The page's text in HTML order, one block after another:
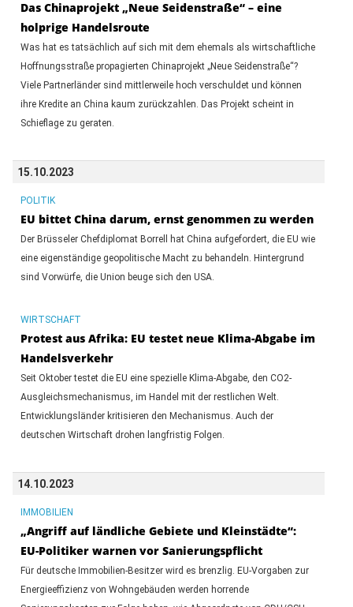
Das Chinaprojekt „Neue Seidenstraße“ – eine
holprige Handelsroute
Was hat es tatsächlich auf sich mit dem ehemals als wirtschaftliche
Hoffnungsstraße propagierten Chinaprojekt „Neue Seidenstraße“?
Viele Partnerländer sind mittlerweile hoch verschuldet und können
ihre Kredite an China kaum zurückzahlen. Das Projekt scheint in
Schieflage zu geraten.
15.10.2023
POLITIK
EU bittet China darum, ernst genommen zu werden
Der Brüsseler Chefdiplomat Borrell hat China aufgefordert, die EU wie
eine eigenständige geopolitische Macht zu behandeln. Hintergrund
sind Vorwürfe, die Union beuge sich den USA.
WIRTSCHAFT
Protest aus Afrika: EU testet neue Klima-Abgabe im
Handelsverkehr
Seit Oktober testet die EU eine spezielle Klima-Abgabe, den CO2-
Ausgleichsmechanismus, im Handel mit der restlichen Welt.
Entwicklungsländer kritisieren den Mechanismus. Auch der
deutschen Wirtschaft drohen langfristig Folgen.
14.10.2023
IMMOBILIEN
„Angriff auf ländliche Gebiete und Kleinstädte“:
EU-Politiker warnen vor Sanierungspflicht
Für deutsche Immobilien-Besitzer wird es brenzlig. EU-Vorgaben zur
Energieeffizienz von Wohngebäuden werden horrende